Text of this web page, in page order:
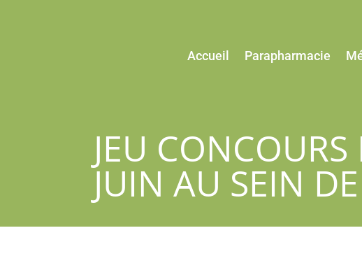
Accueil Parapharmacie
JEU
JUIN AU SEIN